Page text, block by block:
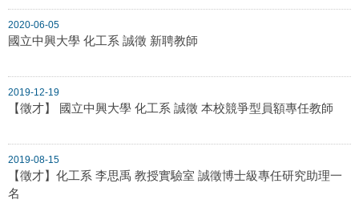
2020-06-05
國立中興大學 化工系 誠徵 新聘教師
2019-12-19
【徵才】 國立中興大學 化工系 誠徵 本校競爭型員額專任教師
2019-08-15
【徵才】化工系 李思禹 教授實驗室 誠徵博士級專任研究助理一
名